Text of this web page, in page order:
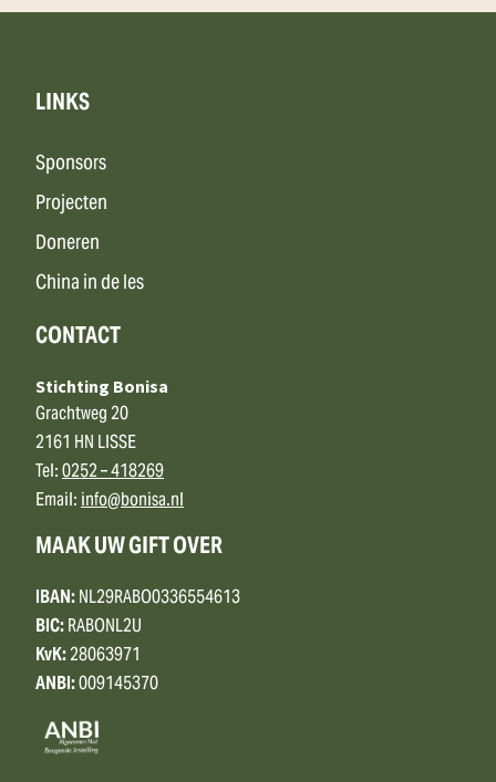
LINKS
Sponsors
Projecten
Doneren
China in de les
CONTACT
Stichting Bonisa
Grachtweg 20
2161 HN LISSE
Tel:0252 – 418269
Email:info@bonisa.nl
MAAK UW GIFT OVER
IBAN:NL29RABO0336554613
BIC:RABONL2U
KvK:28063971
ANBI:009145370